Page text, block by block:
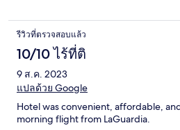
รีวิวที่ตรวจสอบแล้ว
10/10 ไร้ที่ติ
9 ส.ค. 2023
แปลด้วย Google
Hotel was convenient, affordable,
morning flight from LaGuardia.